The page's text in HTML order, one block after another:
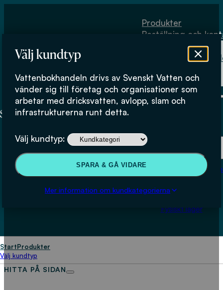
Välj kundtyp
Vattenbokhandeln drivs av Svenskt Vatten och
vänder sig till företag och organisationer som
arbetar med dricksvatten, avlopp, slam och
infrastrukturerna runt detta.
Välj kundtyp:
SPARA & GÅ VIDARE
Mer information om kundkategorierna
Produkter
Beställning och
Fysiskt lager
Beställning och kontakt
Om
Köpvillkor
Fysiskt lager
StartProdukter
Välj kundtyp
Slutrapport från FoU-
programmet. Organiskt avfall
HITTA PÅ SIDAN